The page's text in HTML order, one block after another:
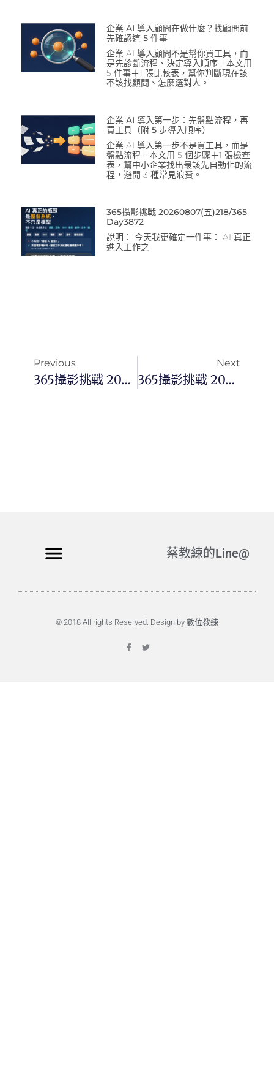
企業 AI 導入顧問在做什麼？找顧問前
先確認這 5 件事
企業 AI 導入顧問不是幫你買工具，而
是先診斷流程、決定導入順序。本文用
5 件事＋1 張比較表，幫你判斷現在該
不該找顧問、怎麼選對人。
企業 AI 導入第一步：先盤點流程，再
買工具（附 5 步導入順序）
企業 AI 導入第一步不是買工具，而是
盤點流程。本文用 5 個步驟＋1 張檢查
表，幫中小企業找出最該先自動化的流
程，避開 3 種常見浪費。
365攝影挑戰 20260807(五)218/365
Day3872
說明： 今天我更確定一件事： AI 真正
進入工作之
Previous
365攝影挑戰 20230527(六) 147/365 Day2684
Next
365攝影挑戰 20230528(日) 148/365 Day2685
蔡教練的Line@
© 2018 All rights Reserved. Design by 數位教練